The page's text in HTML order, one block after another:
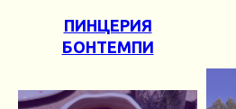
ПИНЦЕРИЯ
БОНТЕМПИ